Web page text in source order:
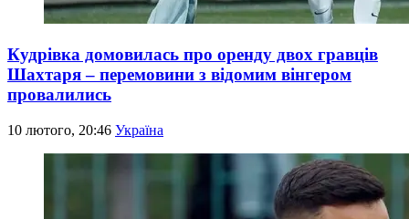
Кудрівка домовилась про оренду двох гравців
Шахтаря – перемовини з відомим вінгером
провалились
10 лютого, 20:46 Україна